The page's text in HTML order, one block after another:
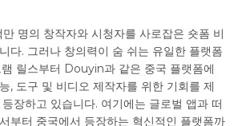
명의 창작자와 시청자를 사로잡은 숏폼 비
다. 그러나 창의력이 숨 쉬는 유일한 플랫폼
릴스부터 Douyin과 같은 중국 플랫폼에
, 도구 및 비디오 제작자를 위한 기회를 제
장하고 있습니다. 여기에는 글로벌 앱과 떠
부터 중국에서 등장하는 혁신적인 플랫폼까